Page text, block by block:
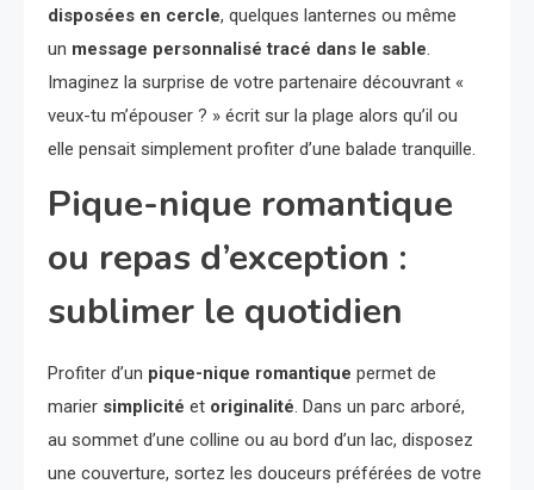
disposées en cercle, quelques lanternes ou même
un message personnalisé tracé dans le sable.
Imaginez la surprise de votre partenaire découvrant «
veux-tu m’épouser ? » écrit sur la plage alors qu’il ou
elle pensait simplement profiter d’une balade tranquille.
Pique-nique romantique
ou repas d’exception :
sublimer le quotidien
Profiter d’un pique-nique romantique permet de
marier simplicité et originalité. Dans un parc arboré,
au sommet d’une colline ou au bord d’un lac, disposez
une couverture, sortez les douceurs préférées de votre